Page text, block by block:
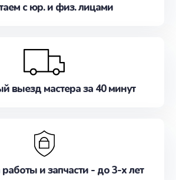
с юр. и физ. лицами
выезд мастера за 40 минут
работы и запчасти - до 3-х лет